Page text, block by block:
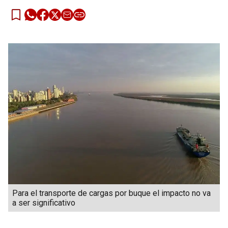
Para el transporte de cargas por buque el impacto no va
a ser significativo